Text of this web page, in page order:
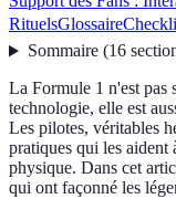
RituelsGlossaire
Sommaire(16
La Formule 1 n'est pas
technologie, elle est
Les pilotes, véritables
pratiques qui les aident
physique. Dans cet
qui ont façonné les